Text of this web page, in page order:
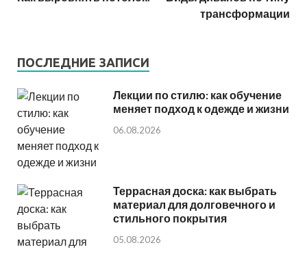
трансформации
ПОСЛЕДНИЕ ЗАПИСИ
Лекции по стилю: как обучение
меняет подход к одежде и жизни
06.08.2026
Террасная доска: как выбрать
материал для долговечного и
стильного покрытия
05.08.2026